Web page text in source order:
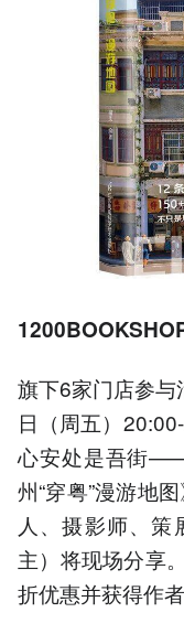
旗下6家门店参
日（周五）
心安处是吾街
州“穿粤”漫游地
人、摄影师、
主）将现场分享
折优惠并获得作者